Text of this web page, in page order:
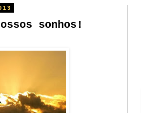
sonhos!